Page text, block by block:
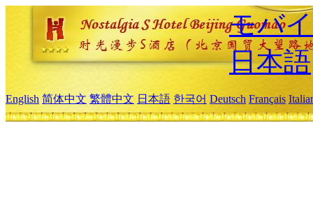
モバ
日本語
English 简体中文 繁體中文 日本語 한국어 Deutsch Français